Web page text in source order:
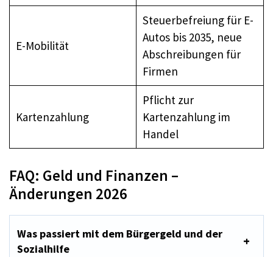
E-Mobilität
Steuerbefreiung für E-
Autos bis 2035, neue
Abschreibungen für
Firmen
Kartenzahlung
Pflicht zur
Kartenzahlung im
Handel
FAQ: Geld und Finanzen –
Änderungen 2026
Was passiert mit dem Bürgergeld und der
Sozialhilfe